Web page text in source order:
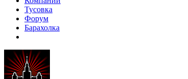
Тусовка
Форум
Барахолка